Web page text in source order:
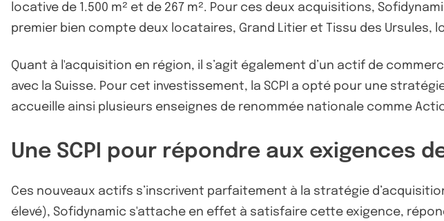
locative de 1.500 m² et de 267 m². Pour ces deux acquisitions,
premier bien compte deux locataires, Grand Litier et Tissu des Ursules,
Quant à l'acquisition en région, il s’agit également d’un actif de
avec la Suisse. Pour cet investissement, la SCPI a opté pour une
accueille ainsi plusieurs enseignes de renommée nationale comme
Une SCPI pour répondre aux exigences
Ces nouveaux actifs s’inscrivent parfaitement à la stratégie
élevé), Sofidynamic s'attache en effet à satisfaire cette exigence,